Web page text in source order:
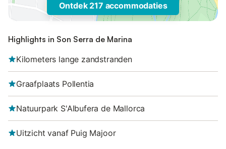
Ontdek 217 accommodaties
Highlights in Son Serra de Marina
Kilometers lange zandstranden
Graafplaats Pollentia
Natuurpark S'Albufera de Mallorca
Uitzicht vanaf Puig Majoor